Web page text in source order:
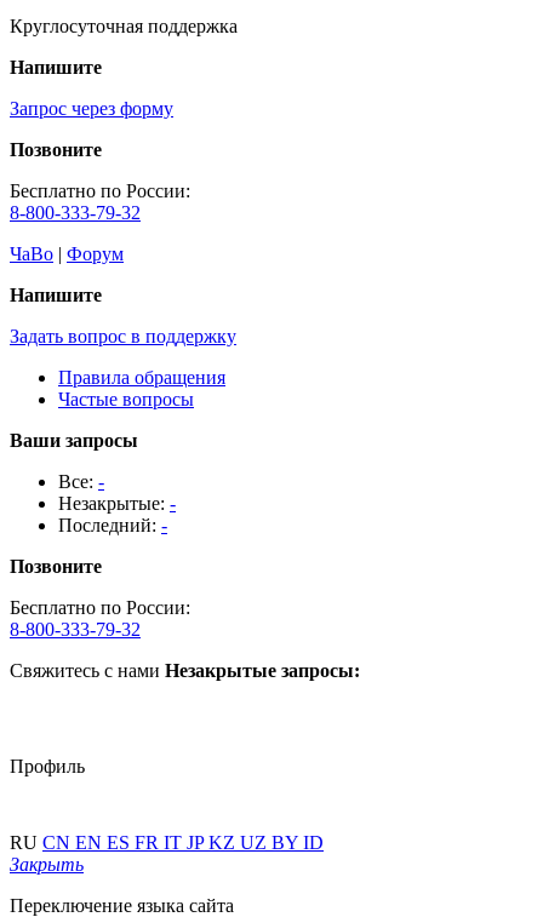
Круглосуточная поддержка
Напишите
Запрос через форму
Позвоните
Бесплатно по России:
8-800-333-79-32
ЧаВо | Форум
Напишите
Задать вопрос в поддержку
Правила обращения
Частые вопросы
Ваши запросы
Все: -
Незакрытые: -
Последний: -
Позвоните
Бесплатно по России:
8-800-333-79-32
Свяжитесь с нами Незакрытые запросы:
Профиль
RU CN EN ES FR IT JPKZ UZ BY ID
Закрыть
Переключение языка сайта